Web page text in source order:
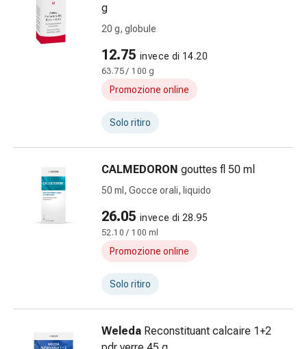
vescica
emicrania
Dolori
muscolari
Terapia
Trattamento
g
20 g, globule
12.75 invece di 14.20
63.75 / 100 g
Promozione online
Solo ritiro
CALMEDORON gouttes fl 50 ml
50 ml, Gocce orali, liquido
26.05 invece di 28.95
52.10 / 100 ml
Promozione online
Solo ritiro
Weleda Reconstituant calcaire 1+2